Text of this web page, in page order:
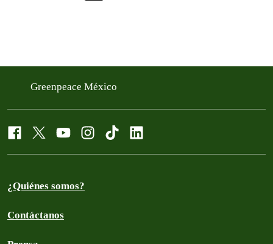
Greenpeace México
¿Quiénes somos?
Contáctanos